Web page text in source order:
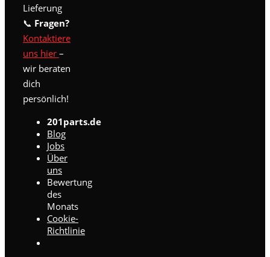
Lieferung
📞 Fragen?
Kontaktiere
uns hier –
wir beraten
dich
persönlich!
201parts.de
Blog
Jobs
Über
uns
Bewertung
des
Monats
Cookie-
Richtlinie